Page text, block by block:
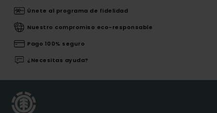
Únete al programa de fidelidad
Nuestro compromiso eco-responsable
Pago 100% seguro
¿Necesitas ayuda?